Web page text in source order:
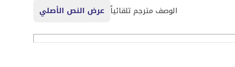
الوصف مترجم تلقائياً عرض النص الأصلي